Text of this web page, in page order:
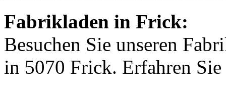
Fabrikladen in Frick:
Besuchen Sie unseren
in 5070 Frick. Erfahren